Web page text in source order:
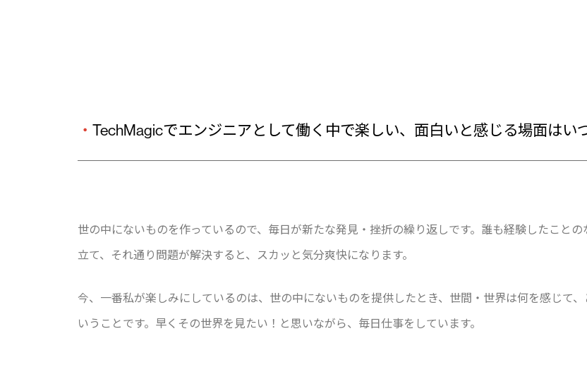
・ TechMagicでエンジニアとして働く中で楽しい、面白いと感じる場面はい
世の中にないものを作っているので、毎日が新たな発見・挫折の繰り返しです。誰も経験したこと
立て、それ通り問題が解決すると、スカッと気分爽快になります。
今、一番私が楽しみにしているのは、世の中にないものを提供したとき、世間・世界は何を感じて
いうことです。早くその世界を見たい！と思いながら、毎日仕事をしています。